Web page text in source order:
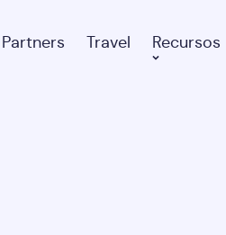
Partners Travel Recursos